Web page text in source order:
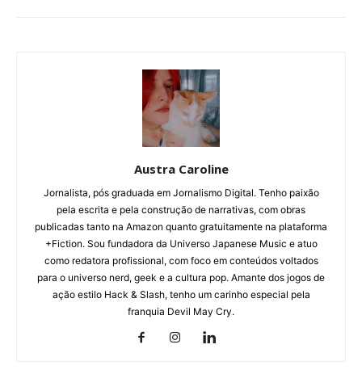
Austra Caroline
Jornalista, pós graduada em Jornalismo Digital. Tenho paixão
pela escrita e pela construção de narrativas, com obras
publicadas tanto na Amazon quanto gratuitamente na plataforma
+Fiction. Sou fundadora da Universo Japanese Music e atuo
como redatora profissional, com foco em conteúdos voltados
para o universo nerd, geek e a cultura pop. Amante dos jogos de
ação estilo Hack & Slash, tenho um carinho especial pela
franquia Devil May Cry.